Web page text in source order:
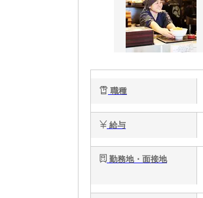
職種
給与
勤務地・面接地